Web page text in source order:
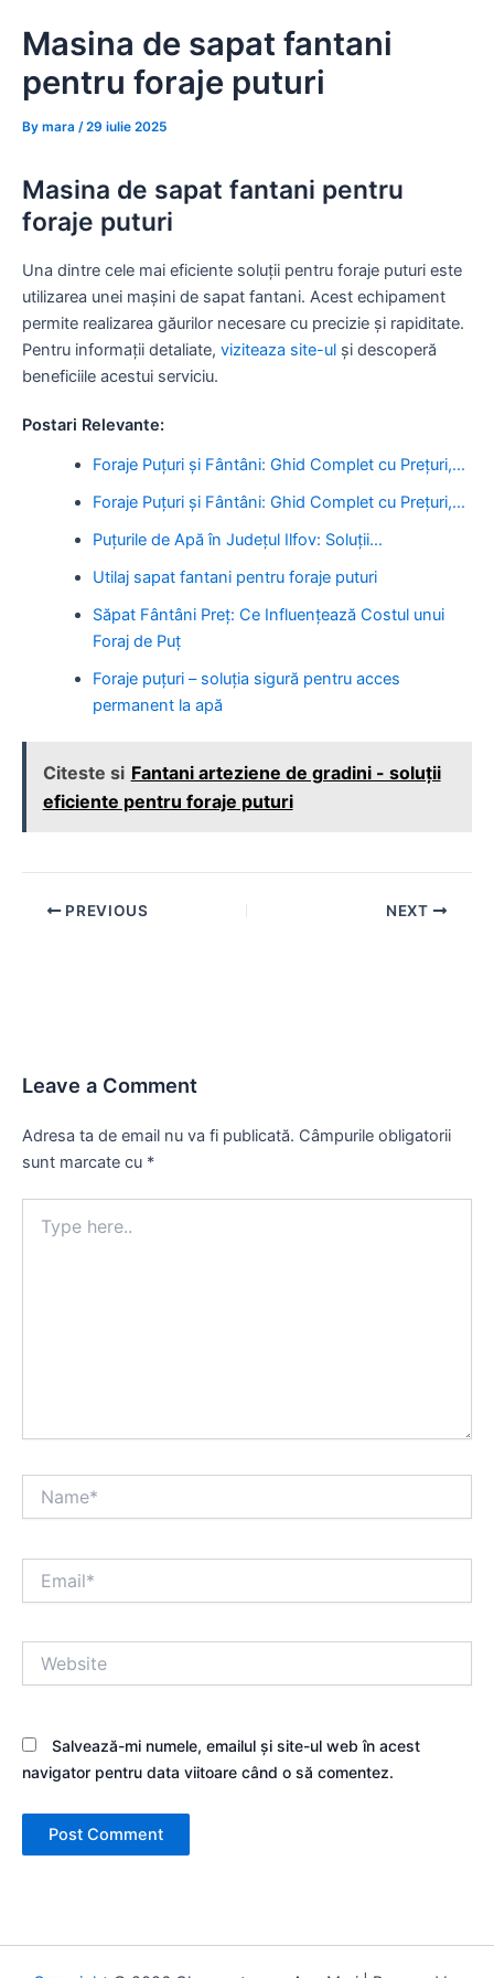
Masina de sapat fantani
pentru foraje puturi
By mara /29 iulie 2025
Masina de sapat fantani pentru
foraje puturi
Una dintre cele mai eficiente soluții pentru foraje puturi este
utilizarea unei mașini de sapat fantani. Acest echipament
permite realizarea găurilor necesare cu precizie și rapiditate.
Pentru informații detaliate, viziteaza site-ul și descoperă
beneficiile acestui serviciu.
Postari Relevante:
Foraje Puțuri și Fântâni: Ghid Complet cu Prețuri,…
Foraje Puțuri și Fântâni: Ghid Complet cu Prețuri,…
Puțurile de Apă în Județul Ilfov: Soluții…
Utilaj sapat fantani pentru foraje puturi
Săpat Fântâni Preț: Ce Influențează Costul unui
Foraj de Puț
Foraje puțuri – soluția sigură pentru acces
permanent la apă
Citeste si Fantani arteziene de gradini - soluții
eficiente pentru foraje puturi
Post PREVIOUS NEXT
Leave a Comment
Adresa ta de email nu va fi publicată. Câmpurile obligatorii
sunt marcate cu *
here..
Salvează-mi numele, emailul și site-ul web în acest
navigator pentru data viitoare când o să comentez.